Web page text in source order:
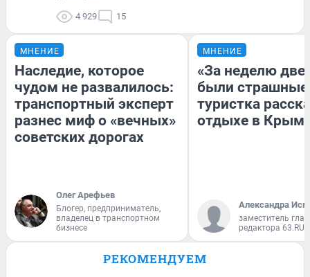
4 929 15
МНЕНИЕ
Наследие, которое
чудом не развалилось:
транспортный эксперт
разнес миф о «вечных»
советских дорогах
Олег Арефьев
Блогер, предприниматель,
владелец в транспортном
бизнесе
МНЕНИЕ
«За неделю две
были
туристка
отдыхе в
Александра
заместитель
редактора 63.RU
РЕКОМЕНДУЕМ